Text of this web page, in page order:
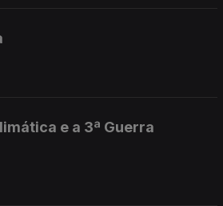
e a 3ª Guerra